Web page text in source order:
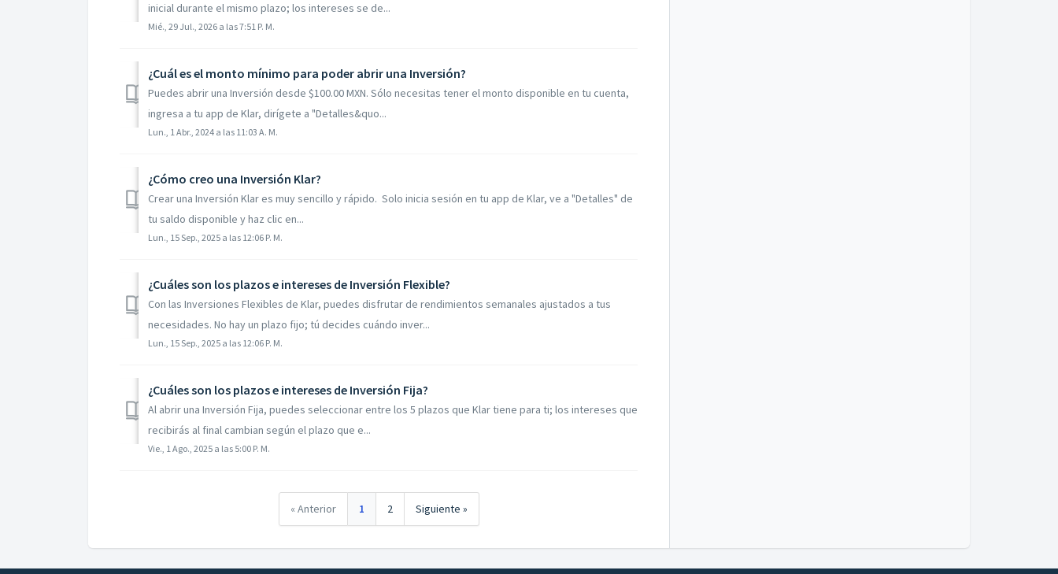
inicial durante el mismo plazo; los intereses se de...
Mié., 29 Jul., 2026 a las 7:51 P. M.
¿Cuál es el monto mínimo para poder abrir una Inversión?
Puedes abrir una Inversión desde $100.00 MXN. Sólo necesitas tener el monto disponible en tu cuenta,
ingresa a tu app de Klar, dirígete a "Detalles&quo...
Lun., 1 Abr., 2024 a las 11:03 A. M.
¿Cómo creo una Inversión Klar?
Crear una Inversión Klar es muy sencillo y rápido. Solo inicia sesión en tu app de Klar, ve a "Detalles" de
tu saldo disponible y haz clic en...
Lun., 15 Sep., 2025 a las 12:06 P. M.
¿Cuáles son los plazos e intereses de Inversión Flexible?
Con las Inversiones Flexibles de Klar, puedes disfrutar de rendimientos semanales ajustados a tus
necesidades. No hay un plazo fijo; tú decides cuándo inver...
Lun., 15 Sep., 2025 a las 12:06 P. M.
¿Cuáles son los plazos e intereses de Inversión Fija?
Al abrir una Inversión Fija, puedes seleccionar entre los 5 plazos que Klar tiene para ti; los intereses que
recibirás al final cambian según el plazo que e...
Vie., 1 Ago., 2025 a las 5:00 P. M.
« Anterior 1 2 Siguiente »